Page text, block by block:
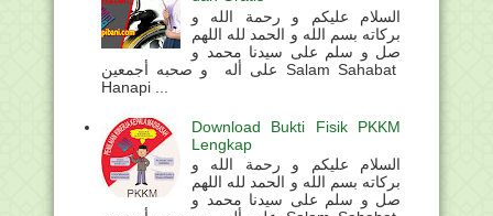
السلام عليكم و رحمة الله و
بركاته بسم الله و الحمد لله اللهم
صل و سلم على سيدنا محمد و
على أله و صحبه أجمعين Salam Sahabat
Hanapi ...
Download Bukti Fisik PKKM
Lengkap
السلام عليكم و رحمة الله و
بركاته بسم الله و الحمد لله اللهم
صل و سلم على سيدنا محمد و